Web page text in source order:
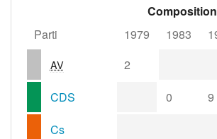
Parti
1979 1983
AV
2
CDS
0 9
Cs